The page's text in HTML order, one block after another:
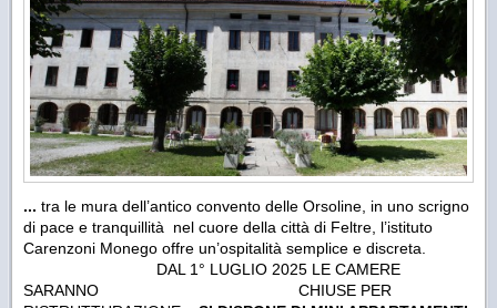
... tra le mura dell’antico convento delle Orsoline, in uno scrigno
di pace e tranquillità nel cuore della città di Feltre, l’istituto
Carenzoni Monego offre un’ospitalità semplice e discreta.
DAL 1° LUGLIO 2025 LE CAMERE
SARANNO
CHIUSE PER